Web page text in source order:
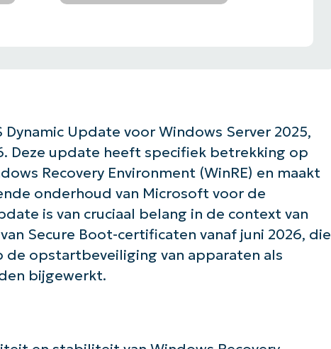
Dynamic Update voor Windows Server 2025,
Deze update heeft specifiek betrekking op
Recovery Environment (WinRE) en maakt
onderhoud van Microsoft voor de
is van cruciaal belang in de context van
Secure Boot-certificaten vanaf juni 2026, die
de opstartbeveiliging van apparaten als
bijgewerkt.